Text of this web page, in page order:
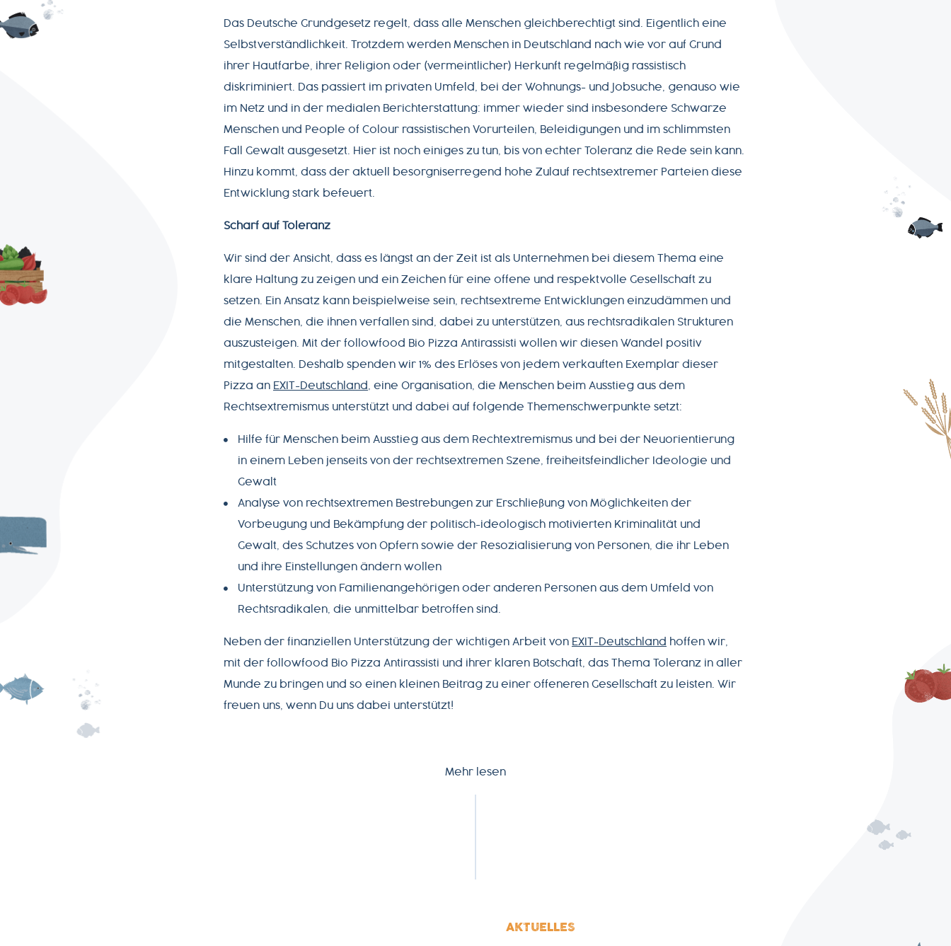
Impressum
Das Deutsche Grundgesetz regelt, dass alle Menschen gleichberechtigt sind. Eigentlich eine
Selbstverständlichkeit. Trotzdem werden Menschen in Deutschland nach wie vor auf Grund
ihrer Hautfarbe, ihrer Religion oder (vermeintlicher) Herkunft regelmäßig rassistisch
diskriminiert. Das passiert im privaten Umfeld, bei der Wohnungs- und Jobsuche, genauso wie
im Netz und in der medialen Berichterstattung: immer wieder sind insbesondere Schwarze
Menschen und People of Colour rassistischen Vorurteilen, Beleidigungen und im schlimmsten
Fall Gewalt ausgesetzt. Hier ist noch einiges zu tun, bis von echter Toleranz die Rede sein kann.
Hinzu kommt, dass der aktuell besorgniserregend hohe Zulauf rechtsextremer Parteien diese
Entwicklung stark befeuert.
Scharf auf Toleranz
Wir sind der Ansicht, dass es längst an der Zeit ist als Unternehmen bei diesem Thema eine
klare Haltung zu zeigen und ein Zeichen für eine offene und respektvolle Gesellschaft zu
setzen. Ein Ansatz kann beispielweise sein, rechtsextreme Entwicklungen einzudämmen und
die Menschen, die ihnen verfallen sind, dabei zu unterstützen, aus rechtsradikalen Strukturen
auszusteigen. Mit der followfood Bio Pizza Antirassisti wollen wir diesen Wandel positiv
mitgestalten. Deshalb spenden wir 1% des Erlöses von jedem verkauften Exemplar dieser
Pizza an EXIT-Deutschland , eine Organisation, die Menschen beim Ausstieg aus dem
Rechtsextremismus unterstützt und dabei auf folgende Themenschwerpunkte setzt:
Hilfe für Menschen beim Ausstieg aus dem Rechtextremismus und bei der Neuorientierung
in einem Leben jenseits von der rechtsextremen Szene, freiheitsfeindlicher Ideologie und
Gewalt
Analyse von rechtsextremen Bestrebungen zur Erschließung von Möglichkeiten der
Vorbeugung und Bekämpfung der politisch-ideologisch motivierten Kriminalität und
Gewalt, des Schutzes von Opfern sowie der Resozialisierung von Personen, die ihr Leben
und ihre Einstellungen ändern wollen
Unterstützung von Familienangehörigen oder anderen Personen aus dem Umfeld von
Rechtsradikalen, die unmittelbar betroffen sind.
Neben der finanziellen Unterstützung der wichtigen Arbeit von EXIT-Deutschland hoffen wir,
mit der followfood Bio Pizza Antirassisti und ihrer klaren Botschaft, das Thema Toleranz in aller
Munde zu bringen und so einen kleinen Beitrag zu einer offeneren Gesellschaft zu leisten. Wir
freuen uns, wenn Du uns dabei unterstützt!
Mehr lesen
AKTUELLES